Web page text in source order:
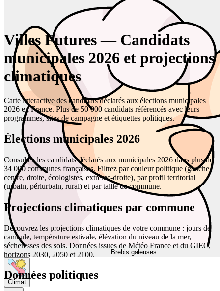
Brebis galeuses
Climat
Villes Futures — Candidats
municipales 2026 et projections
climatiques
Carte interactive des candidats déclarés aux élections municipales
2026 en France. Plus de 50 000 candidats référencés avec leurs
programmes, sites de campagne et étiquettes politiques.
Élections municipales 2026
Consultez les candidats déclarés aux municipales 2026 dans plus de
34 000 communes françaises. Filtrez par couleur politique (gauche,
centre, droite, écologistes, extrême-droite), par profil territorial
(urbain, périurbain, rural) et par taille de commune.
Projections climatiques par commune
Découvrez les projections climatiques de votre commune : jours de
canicule, température estivale, élévation du niveau de la mer,
sécheresses des sols. Données issues de Météo France et du GIEC,
horizons 2030, 2050 et 2100.
Données politiques